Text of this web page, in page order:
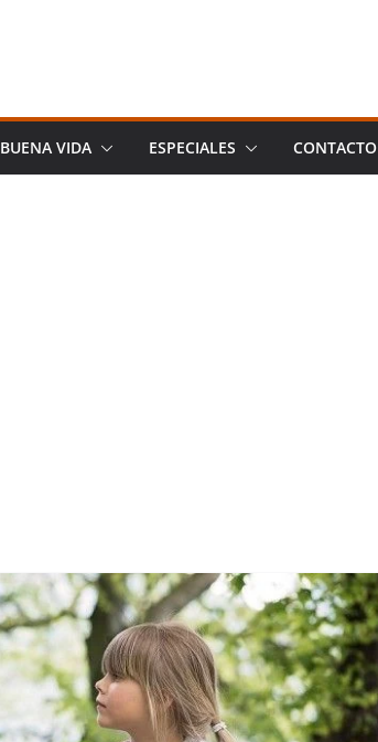
BUENA VIDA ESPECIALES CONTACTO